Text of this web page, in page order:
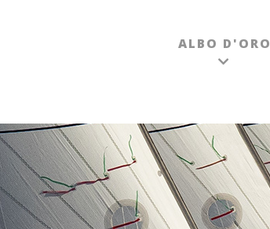
ALBO D'ORO